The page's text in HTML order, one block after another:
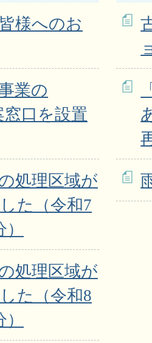
様へのお
業の
窓口を設置
処理区域が
た（令和7
処理区域が
た（令和8